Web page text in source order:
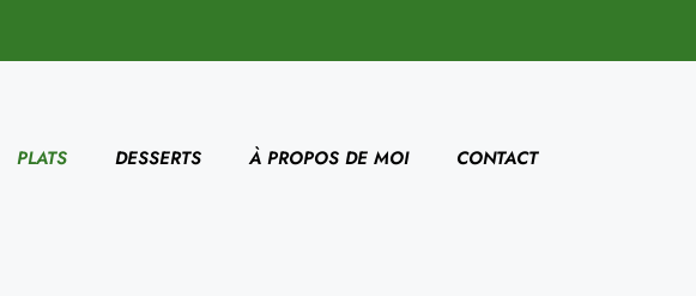
PLATS DESSERTS À PROPOS DE MOI CONTACT